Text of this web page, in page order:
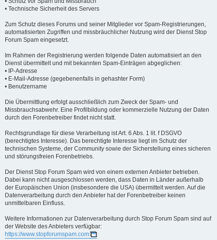
• Technische Sicherheit des Servers
Zum Schutz dieses Forums und seiner Mitglieder vor Spam-Registrierungen,
automatisierten Zugriffen und missbräuchlicher Nutzung wird der Dienst Stop
Forum Spam eingesetzt.
Im Rahmen der Registrierung werden folgende Daten automatisiert an den
Dienst übermittelt und mit bekannten Spam-Einträgen abgeglichen:
• IP-Adresse
• E-Mail-Adresse (gegebenenfalls in gehashter Form)
• Benutzername
Die Übermittlung erfolgt ausschließlich zum Zweck der Spam- und
Missbrauchsabwehr. Eine Profilbildung oder kommerzielle Nutzung der Daten
durch den Forenbetreiber findet nicht statt.
Rechtsgrundlage für diese Verarbeitung ist Art. 6 Abs. 1 lit. f DSGVO
(berechtigtes Interesse). Das berechtigte Interesse liegt im Schutz der
technischen Systeme, der Community sowie der Sicherstellung eines sicheren
und störungsfreien Forenbetriebs.
Der Dienst Stop Forum Spam wird von einem externen Anbieter betrieben.
Dabei kann nicht ausgeschlossen werden, dass Daten in Länder außerhalb
der Europäischen Union (insbesondere die USA) übermittelt werden. Auf die
Datenverarbeitung durch den Anbieter hat der Forenbetreiber keinen
unmittelbaren Einfluss.
Weitere Informationen zur Datenverarbeitung durch Stop Forum Spam sind auf
der Website des Anbieters verfügbar:
https://www.stopforumspam.com